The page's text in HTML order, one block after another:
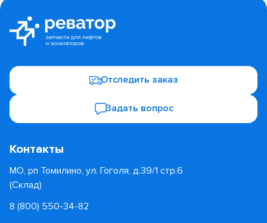
Отследить заказ
Задать вопрос
Контакты
МО, рп Томилино, ул. Гоголя, д.39/1 стр.6
(Склад)
8 (800) 550-34-82